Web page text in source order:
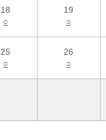
18
○
19
○
25
○
26
○